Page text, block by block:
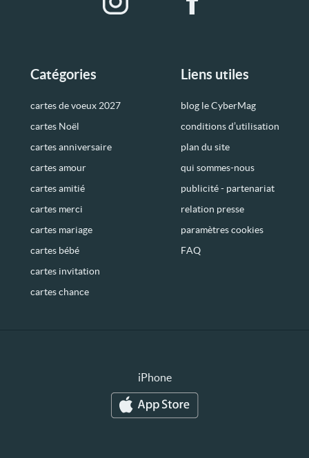
Catégories
cartes de voeux 2027
cartes Noël
cartes anniversaire
cartes amour
cartes amitié
cartes merci
cartes mariage
cartes bébé
cartes invitation
cartes chance
Liens utiles
blog le CyberMag
conditions d’utilisation
plan du site
qui sommes-nous
publicité - partenariat
relation presse
paramètres cookies
FAQ
iPhone